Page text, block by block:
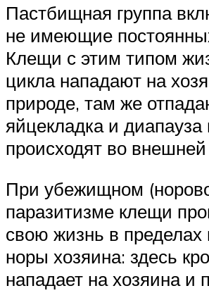
Пастбищная группа
не имеющие
Клещи с этим типом
цикла нападают на
природе, там же
яйцекладка и диапауза
происходят во
При убежищном
паразитизме клещи
свою жизнь в пределах
норы хозяина: здесь
нападает на хозяина и